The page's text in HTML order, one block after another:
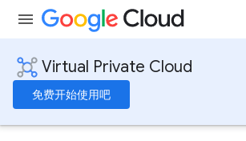
Virtual Private Cloud
免费开始使用吧